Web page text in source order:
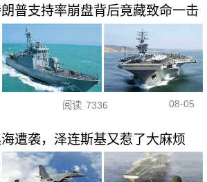
普支持率崩盘背后竟藏致命一击
阅读 7336 08-05
遭袭，泽连斯基又惹了大麻烦